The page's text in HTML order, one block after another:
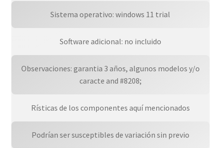
Sistema operativo: windows 11 trial
Software adicional: no incluido
Observaciones: garantia 3 años, algunos modelos y/o
caracte and #8208;
Rísticas de los componentes aquí mencionados
Podrían ser susceptibles de variación sin previo